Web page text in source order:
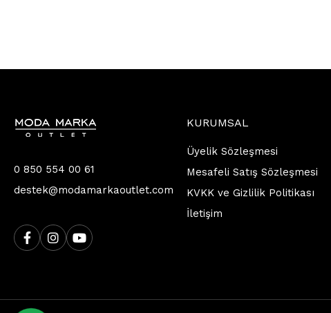
0 850 554 00 61
destek@modamarkaoutlet.com
KURUMSAL
Üyelik Sözleşmesi
Mesafeli Satış Sözleşmesi
KVKK ve Gizlilik Politikası
İletişim